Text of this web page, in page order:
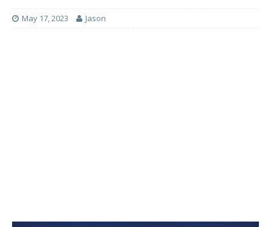
May 17, 2023 Jason